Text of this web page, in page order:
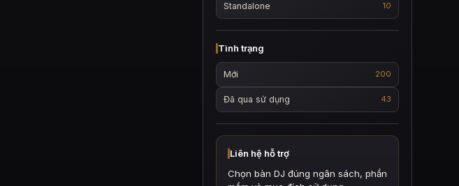
Standalone 10
Tình trạng
Mới 200
Đã qua sử dụng 43
Liên hệ hỗ trợ
Chọn bàn DJ đúng ngân sách, phần